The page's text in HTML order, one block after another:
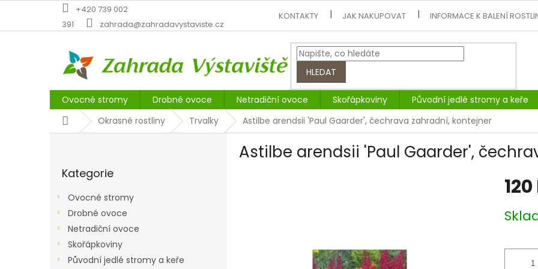
obsah
+420 739 002
391
zahrada@zahradavystaviste.cz
KONTAKTY JAK NAKUPOVAT INFORMACE K BALENÍ
HLEDAT
Ovocné stromy Drobné ovoce Netradiční ovoce Skořápkoviny Původní jedlé stromy a keře
DomůOkrasné rostliny Trvalky Astilbe arendsii 'Paul Gaarder', čechrava zahradní, kontejner
kategorie
Kategorie
Ovocné stromy
Drobné ovoce
Netradiční ovoce
Skořápkoviny
Původní jedlé stromy a keře
Astilbe arendsii 'Paul Gaarder',
cena: